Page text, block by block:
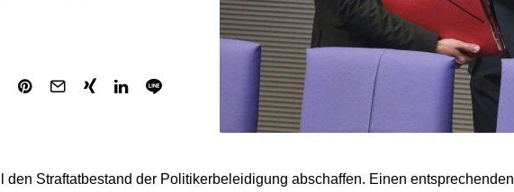
den Straftatbestand der Politikerbeleidigung abschaffen. Einen entsprechenden